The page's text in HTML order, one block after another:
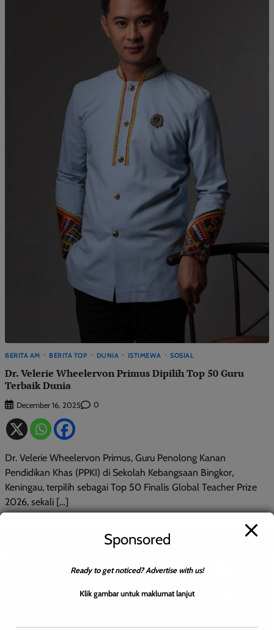
BERITA AM BERITA TOP DUNIA ISTIMEWA SOSIAL
Dr. Velerie Wheelervon Primus Dipilih Top 50 Guru
Terbaik Dunia
December 16, 2025 0
Dr. Velerie Wheelervon Primus, Guru Penolong Kanan
Pendidikan Khas (PPKI) di Sekolah Kebangsaan Bingkor,
Keningau, terpilih sebagai Top 50 Finalis Global Teacher Prize
2026, sekali […]
Sponsored
Ready to get noticed? Advertise with us!
Klik gambar untuk maklumat lanjut